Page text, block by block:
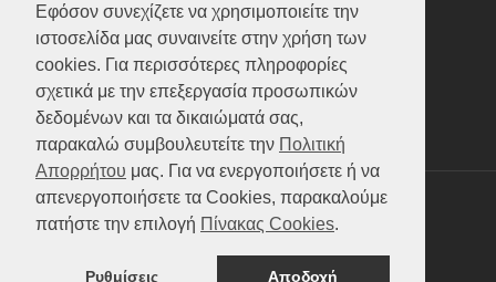
Εφόσον συνεχίζετε να χρησιμοποιείτε την
ιστοσελίδα μας συναινείτε στην χρήση των
cookies. Για περισσότερες πληροφορίες
σχετικά με την επεξεργασία προσωπικών
δεδομένων και τα δικαιώματά σας,
παρακαλώ συμβουλευτείτε την Πολιτική
Απορρήτου μας. Για να ενεργοποιήσετε ή να
απενεργοποιήσετε τα Cookies, παρακαλούμε
πατήστε την επιλογή Πίνακας Cookies.
Ρυθμίσεις Αποδοχή
Test ride
Επικοινωνία
Service
Κατάλογος
FAQ
SOCIAL MEDIA